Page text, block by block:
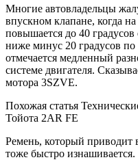
Многие автовладельцы
впускном клапане, когда
повышается до 40
ниже минус 20 градусов
отмечается медленный
системе двигателя.
мотора 3SZVE.
Похожая статья
Тойота 2AR FE
Ремень, который приводит
тоже быстро